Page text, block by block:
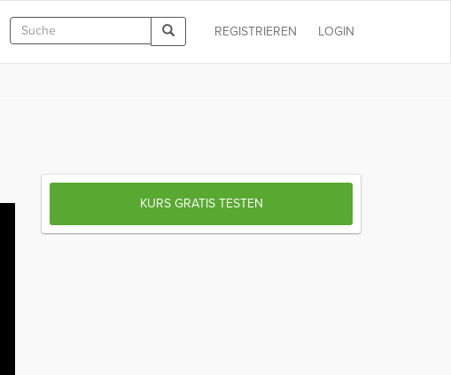
LOGIN
REGISTRIEREN
KURS GRATIS TESTEN